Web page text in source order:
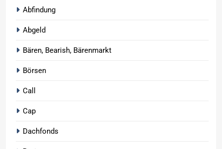
Abfindung
Abgeld
Bären, Bearish, Bärenmarkt
Börsen
Call
Cap
Dachfonds